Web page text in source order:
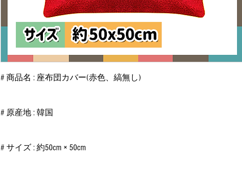
# 商品名 : 座布団カバー(赤色、縞無し)
# 原産地 : 韓国
# サイズ : 約50cm × 50cm